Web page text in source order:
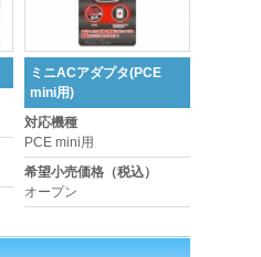
ミニACアダプタ(PCE
mini用)
対応機種
PCE mini用
希望小売価格（税込）
オープン